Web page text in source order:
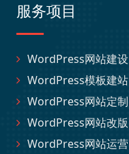
服务项目
WordPress网站建设
WordPress模板建站
WordPress网站定制
WordPress网站改版
WordPress网站运营